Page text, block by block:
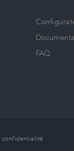
FAQ
confidentialité